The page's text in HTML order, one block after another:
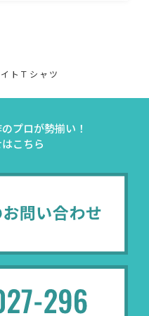
トＴシャツ
プロが勢揃い！
こちら